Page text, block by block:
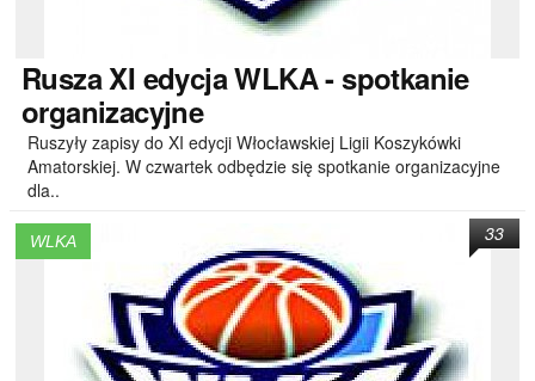
RuszaXI edycja WLKA - spotkanie
organizacyjne
Ruszyły zapisy do XI edycji Włocławskiej Ligii Koszykówki
Amatorskiej. W czwartek odbędzie się spotkanie organizacyjne
dla..
WLKA 33